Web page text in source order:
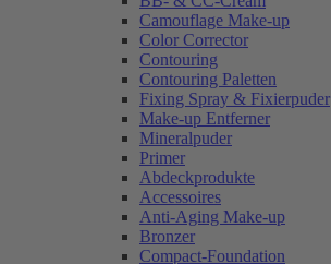
Camouflage Make-up
Color Corrector
Contouring
Contouring Paletten
Fixing Spray & Fixierpuder
Make-up Entferner
Mineralpuder
Primer
Abdeckprodukte
Accessoires
Anti-Aging Make-up
Bronzer
Compact-Foundation